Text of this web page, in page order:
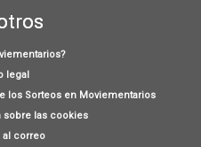
legal
los Sorteos en Moviementarios
sobre las cookies
al correo